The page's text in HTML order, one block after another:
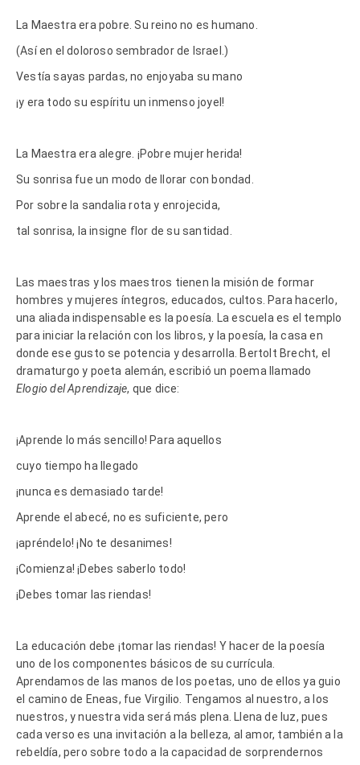
La Maestra era pobre. Su reino no es humano.
(Así en el doloroso sembrador de Israel.)
Vestía sayas pardas, no enjoyaba su mano
¡y era todo su espíritu un inmenso joyel!
La Maestra era alegre. ¡Pobre mujer herida!
Su sonrisa fue un modo de llorar con bondad.
Por sobre la sandalia rota y enrojecida,
tal sonrisa, la insigne flor de su santidad.
Las maestras y los maestros tienen la misión de formar
hombres y mujeres íntegros, educados, cultos. Para hacerlo,
una aliada indispensable es la poesía. La escuela es el templo
para iniciar la relación con los libros, y la poesía, la casa en
donde ese gusto se potencia y desarrolla. Bertolt Brecht, el
dramaturgo y poeta alemán, escribió un poema llamado
Elogio del Aprendizaje, que dice:
¡Aprende lo más sencillo! Para aquellos
cuyo tiempo ha llegado
¡nunca es demasiado tarde!
Aprende el abecé, no es suficiente, pero
¡apréndelo! ¡No te desanimes!
¡Comienza! ¡Debes saberlo todo!
¡Debes tomar las riendas!
La educación debe ¡tomar las riendas! Y hacer de la poesía
uno de los componentes básicos de su currícula.
Aprendamos de las manos de los poetas, uno de ellos ya guio
el camino de Eneas, fue Virgilio. Tengamos al nuestro, a los
nuestros, y nuestra vida será más plena. Llena de luz, pues
cada verso es una invitación a la belleza, al amor, también a la
rebeldía, pero sobre todo a la capacidad de sorprendernos